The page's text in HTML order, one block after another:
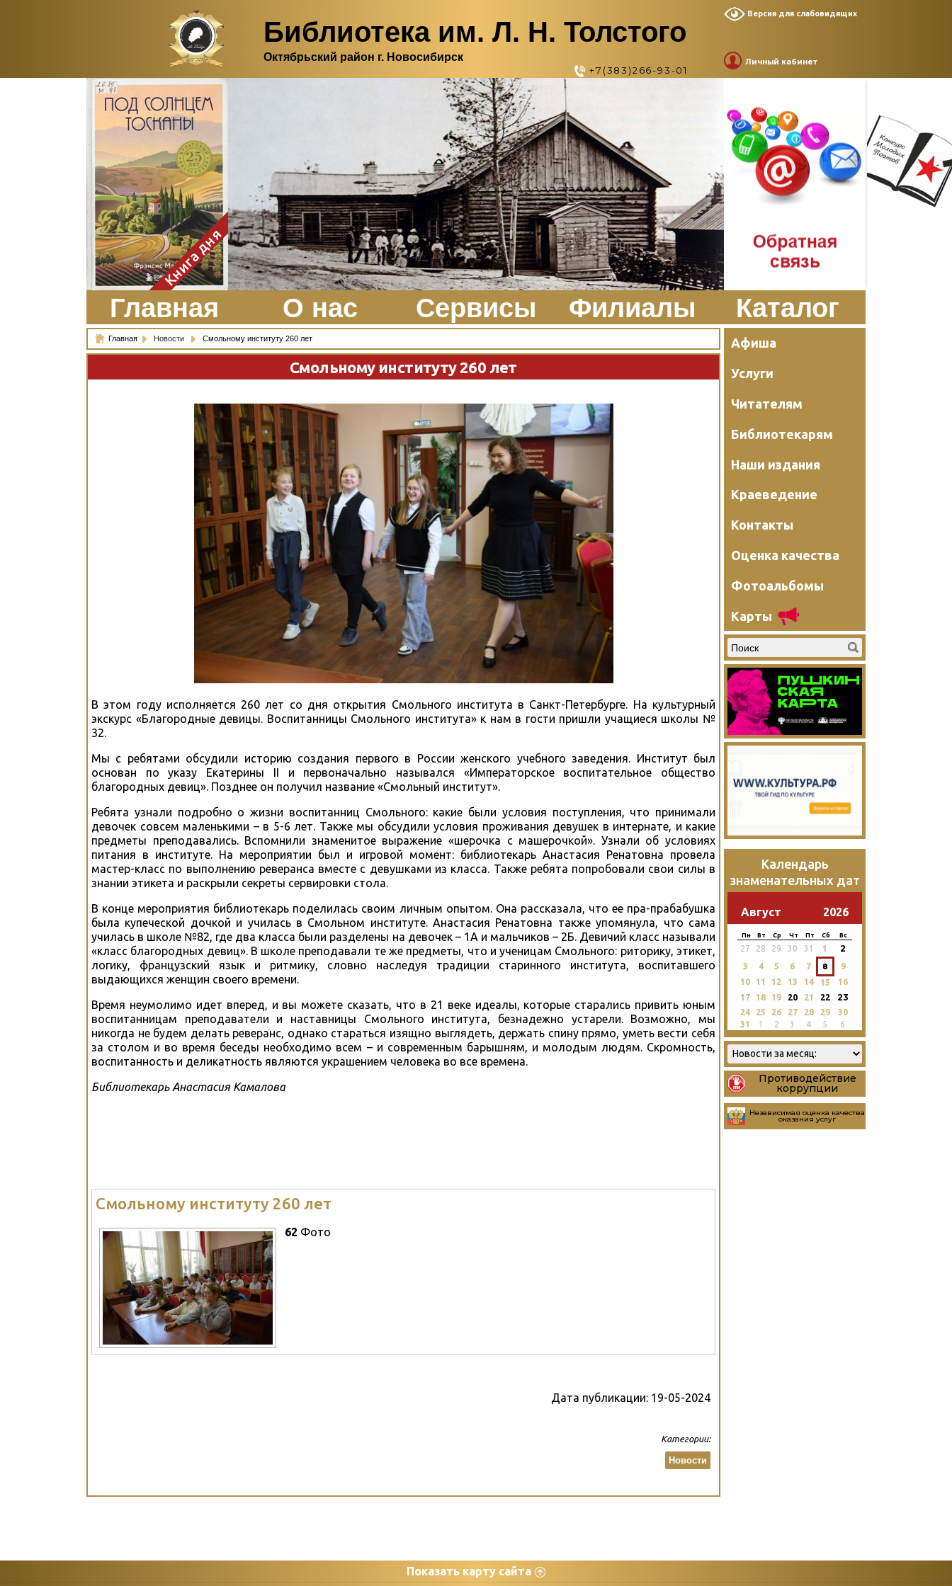
Библиотека им. Л. Н. Толстого
Октябрьский район г. Новосибирск
+7(383)266-93-01
Версия для слабовидящих
Личный кабинет
Здесь, в своем
итальянском доме, я вновь
испытала первичную
радость единения с
природой. Дом открыт
для бабочек, стрекоз, пчёл
или всех, кто пожелает
влететь в одно окно и
вылететь из другого. Едим
мы почти всегда во
дворе. Во мне настолько
возродился здравый
смысл моей матери -
умение наслаждаться
настоящим и не спешить, -
что даже нашлось время
отполировать до блеска
оконное стекло.
ЗаказатьКнига дня
Главная О нас Сервисы Филиалы Каталог
Главная Новости Смольному институту 260 лет
Смольному институту 260 лет
В этом году исполняется 260 лет со дня открытия Смольного института в Санкт-Петербурге. На культурный
экскурс «Благородные девицы. Воспитанницы Смольного института» к нам в гости пришли учащиеся школы №
32.
Мы с ребятами обсудили историю создания первого в России женского учебного заведения. Институт был
основан по указу Екатерины II и первоначально назывался «Императорское воспитательное общество
благородных девиц». Позднее он получил название «Смольный институт».
Ребята узнали подробно о жизни воспитанниц Смольного: какие были условия поступления, что принимали
девочек совсем маленькими – в 5-6 лет. Также мы обсудили условия проживания девушек в интернате, и какие
предметы преподавались. Вспомнили знаменитое выражение «шерочка с машерочкой». Узнали об условиях
питания в институте. На мероприятии был и игровой момент: библиотекарь Анастасия Ренатовна провела
мастер-класс по выполнению реверанса вместе с девушками из класса. Также ребята попробовали свои силы в
знании этикета и раскрыли секреты сервировки стола.
В конце мероприятия библиотекарь поделилась своим личным опытом. Она рассказала, что ее пра-прабабушка
была купеческой дочкой и училась в Смольном институте. Анастасия Ренатовна также упомянула, что сама
училась в школе №82, где два класса были разделены на девочек – 1А и мальчиков – 2Б. Девичий класс называли
«класс благородных девиц». В школе преподавали те же предметы, что и ученицам Смольного: риторику, этикет,
логику, французский язык и ритмику, словно наследуя традиции старинного института, воспитавшего
выдающихся женщин своего времени.
Время неумолимо идет вперед, и вы можете сказать, что в 21 веке идеалы, которые старались привить юным
воспитанницам преподаватели и наставницы Смольного института, безнадежно устарели. Возможно, мы
никогда не будем делать реверанс, однако стараться изящно выглядеть, держать спину прямо, уметь вести себя
за столом и во время беседы необходимо всем – и современным барышням, и молодым людям. Скромность,
воспитанность и деликатность являются украшением человека во все времена.
Библиотекарь Анастасия Камалова
Смольному институту 260 лет
62 Фото
Дата публикации: 19-05-2024
Категории:
Новости
Афиша
Услуги
Читателям
Библиотекарям
Наши издания
Краеведение
Контакты
Оценка качества
Фотоальбомы
Карты
Календарь
знаменательных дат
Август 2026
Пн Вт Ср Чт Пт Сб Вс
27 28 29 30 31 1 2
3 4 5 6 7 8
9
10
11 12 13 14 15
16
17
18 19 20 21 22 23
24 25 26 27 28 29
30
31
1 2 3 4 5 6
Противодействие
коррупции
Независимая оценка качества
оказания услуг
Показать карту сайта